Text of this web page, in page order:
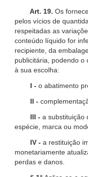
Art. 19. Os
pelos vícios de
respeitadas as
conteúdo líquido for
recipiente, da
publicitária, podendo o
à sua escolha:
I - o abatimento
II -
III - a substituição
espécie, marca ou
IV - a restituição
monetariamente
perdas e danos.